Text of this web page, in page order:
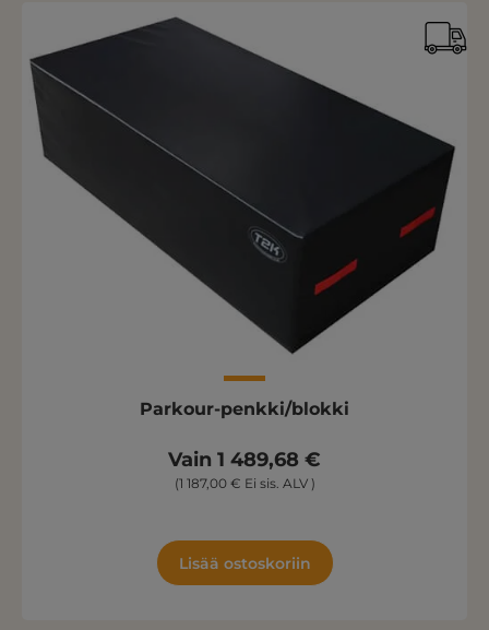
Parkour-penkki/blokki
Vain 1 489,68 €
(1 187,00 € Ei sis. ALV )
Lisää ostoskoriin